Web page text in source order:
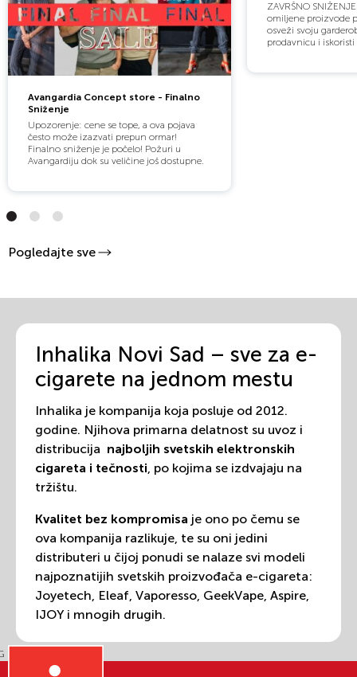
Avangardia Concept store - Finalno
Sniženje
Upozorenje: cene se tope, a ova pojava
često može izazvati prepun ormar!
Finalno sniženje je počelo! Požuri u
Avangardiju dok su veličine još dostupne.
ZAVRŠNO
omiljene proizvode
osveži svoju
prodavnicu i
Pogledajte sve
Inhalika Novi Sad – sve za e-
cigarete na jednom mestu
Inhalika je kompanija koja posluje od 2012.
godine. Njihova primarna delatnost su uvoz i
distribucija najboljih svetskih elektronskih
cigareta i tečnosti, po kojima se izdvajaju na
tržištu.
Kvalitet bez kompromisa je ono po čemu se
ova kompanija razlikuje, te su oni jedini
distributeri u čijoj ponudi se nalaze svi modeli
najpoznatijih svetskih proizvođača e-cigareta:
Joyetech, Eleaf, Vaporesso, GeekVape, Aspire,
IJOY i mnogih drugih.
Od 2015. godine ovaj brend je postao
ekskluzivni distributer KTS e-tečnosti, čija je